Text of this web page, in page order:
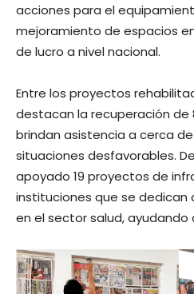
acciones para el
mejoramiento de espacios
de lucro a nivel nacional.
Entre los proyectos
destacan la recuperación de
brindan asistencia a cerca
situaciones desfavorables.
apoyado 19 proyectos de
instituciones que se dedican
en el sector salud, ayudando